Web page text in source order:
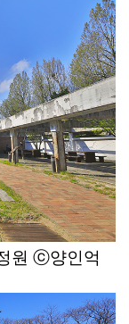
원 ⓒ양인억